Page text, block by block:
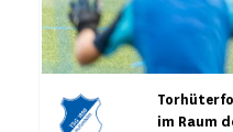
im Raum